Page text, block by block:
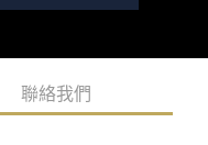
聯絡我們